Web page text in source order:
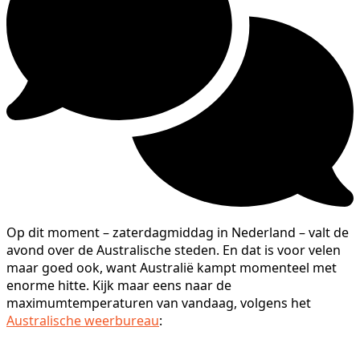
Op dit moment – zaterdagmiddag in Nederland – valt de
avond over de Australische steden. En dat is voor velen
maar goed ook, want Australië kampt momenteel met
enorme hitte. Kijk maar eens naar de
maximumtemperaturen van vandaag, volgens het
Australische weerbureau: